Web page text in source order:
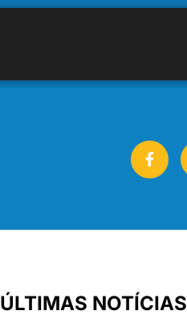
ÚLTIMAS NOTÍCIAS